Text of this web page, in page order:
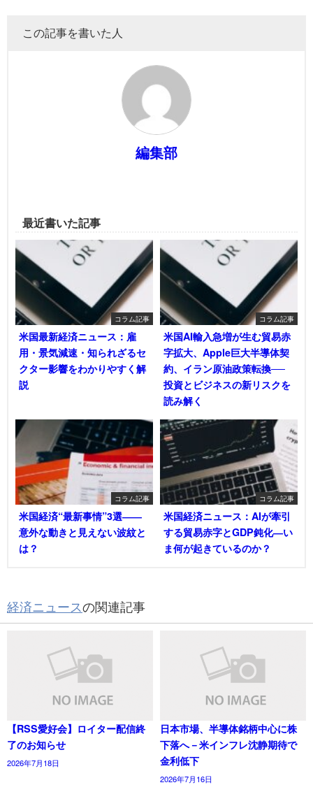
この記事を書いた人
編集部
最近書いた記事
コラム記事
米国最新経済ニュース：雇
用・景気減速・知られざるセ
クター影響をわかりやすく解
説
コラム記事
米国AI輸入急増が生む貿易赤
字拡大、Apple巨大半導体契
約、イラン原油政策転換──
投資とビジネスの新リスクを
読み解く
コラム記事
米国経済“最新事情”3選――
意外な動きと見えない波紋と
は？
コラム記事
米国経済ニュース：AIが牽引
する貿易赤字とGDP鈍化―い
ま何が起きているのか？
経済ニュースの関連記事
【RSS愛好会】ロイター配信終
了のお知らせ
2026年7月18日
日本市場、半導体銘柄中心に株
下落へ－米インフレ沈静期待で
金利低下
2026年7月16日